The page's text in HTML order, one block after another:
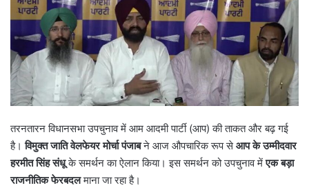
तरनतारन विधानसभा उपचुनाव में आम आदमी पार्टी (आप) की ताकत और बढ़ गई
है।विमुक्त जाति वेलफेयर मोर्चा पंजाबने आज औपचारिक रूप सेआप के उम्मीदवार
हरमीत सिंह संधूके समर्थन का ऐलान किया। इस समर्थन को उपचुनाव मेंएक बड़ा
राजनीतिक फेरबदलमाना जा रहा है।